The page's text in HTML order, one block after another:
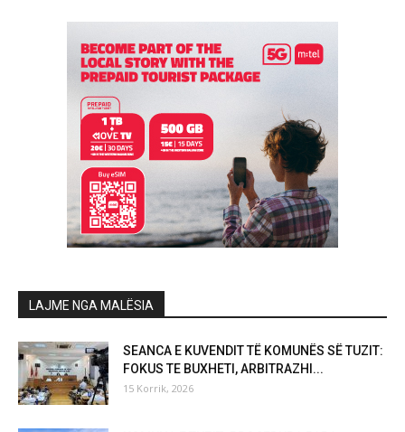
LAJME NGA MALËSIA
SEANCA E KUVENDIT TË KOMUNËS SË TUZIT:
FOKUS TE BUXHETI, ARBITRAZHI...
15 Korrik, 2026